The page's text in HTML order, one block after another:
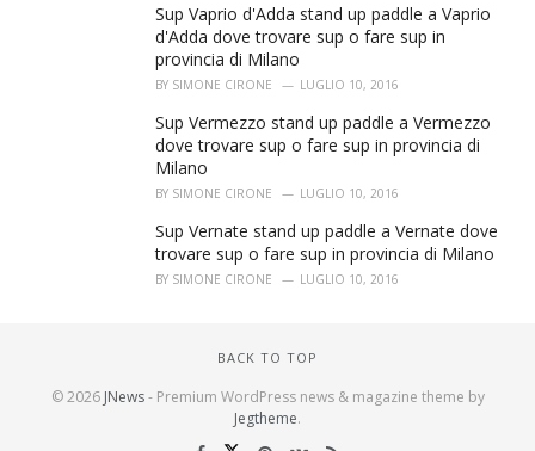
Sup Vaprio d'Adda stand up paddle a Vaprio
d'Adda dove trovare sup o fare sup in
provincia di Milano
BY SIMONE CIRONE LUGLIO 10, 2016
Sup Vermezzo stand up paddle a Vermezzo
dove trovare sup o fare sup in provincia di
Milano
BY SIMONE CIRONE LUGLIO 10, 2016
Sup Vernate stand up paddle a Vernate dove
trovare sup o fare sup in provincia di Milano
BY SIMONE CIRONE LUGLIO 10, 2016
BACK TO TOP
© 2026 JNews- Premium WordPress news & magazine theme by
Jegtheme.